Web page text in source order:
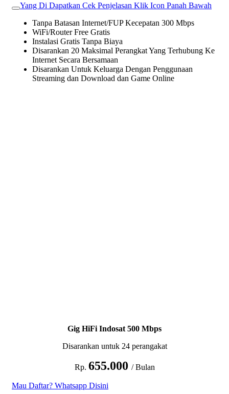
Yang Di Dapatkan Cek Penjelasan Klik Icon Panah Bawah
Tanpa Batasan Internet/FUP Kecepatan 300 Mbps
WiFi/Router Free Gratis
Instalasi Gratis Tanpa Biaya
Disarankan 20 Maksimal Perangkat Yang Terhubung Ke
Internet Secara Bersamaan
Disarankan Untuk Keluarga Dengan Penggunaan
Streaming dan Download dan Game Online
Gig HiFi Indosat 500 Mbps
Disarankan untuk 24 perangakat
Rp. 655.000 / Bulan
Mau Daftar? Whatsapp Disini